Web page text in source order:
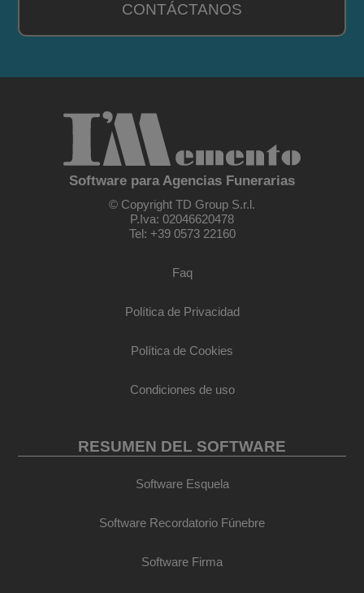
CONTÁCTANOS
Software para Agencias Funerarias
© Copyright TD Group S.r.l.
P.Iva: 02046620478
Tel: +39 0573 22160
Faq
Política de Privacidad
Política de Cookies
Condiciones de uso
RESUMEN DEL SOFTWARE
Software Esquela
Software Recordatorio Fúnebre
Software Firma